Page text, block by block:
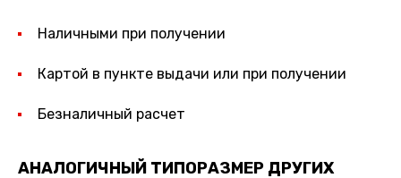
Наличными при получении
Картой в пункте выдачи или при получении
Безналичный расчет
АНАЛОГИЧНЫЙ ТИПОРАЗМЕР ДРУГИХ